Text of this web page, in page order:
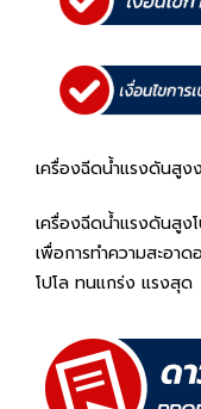
เครื่องฉีดน้ำแรงดันสูง
เครื่องฉีดน้ำแรงดันสูง
เพื่อการทำความสะอา
โปโล ทนแกร่ง แรงสุด